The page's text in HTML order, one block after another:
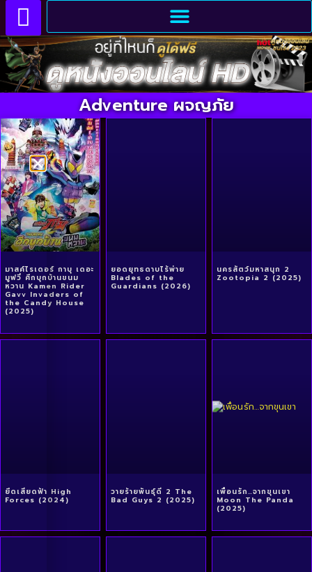
Adventure ผจญภัย
มาสค์ไรเดอร์ กาบุ เดอะ
มูฟวี่ ศึกบุกบ้านขนม
หวาน Kamen Rider
Gavv Invaders of
the Candy House
(2025)
ยอดยุทธดาบไร้พ่าย
Blades of the
Guardians (2026)
นครสัตว์มหาสนุก 2
Zootopia 2 (2025)
ยึดเสียดฟ้า High
Forces (2024)
วายร้ายพันธุ์ดี 2 The
Bad Guys 2 (2025)
เพื่อนรัก…จากขุนเขา
Moon The Panda
(2025)